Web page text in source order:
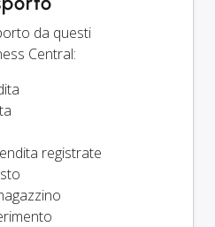
da questi
Central:
registrate